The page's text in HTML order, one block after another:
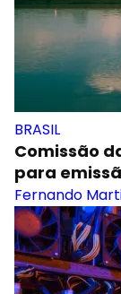
BRASIL
Comissão
para
Fernando